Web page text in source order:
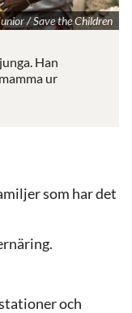
/ Save the Children
Han
ur
som har det
och